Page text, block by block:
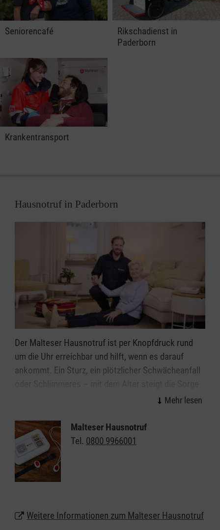
Seniorencafé
Rikschadienst in
Paderborn
Krankentransport
Hausnotruf in Paderborn
Der Malteser Hausnotruf ist per Knopfdruck rund
um die Uhr erreichbar und hilft, wenn es darauf
ankommt. Ein Sturz, ein plötzlicher Schwächeanfall
vor den kleinen oder großen Notfällen im Alltag. Wie
Hausnotruf können Sie oder Ihre Angehörigen allein
weiter selbstbestimmt und unbeschwert zu Hause
in Paderborn leben. Das kleine, handliche Gerät
kann wie eine Armbanduhr am Handgelenk getragen
werden oder auf Wunsch auch als Halskette.
Dessauer Str. 14 b
Malteser Hausnotruf
Tel. 0800 9966001
Weitere Informationen zum Malteser Hausnotruf